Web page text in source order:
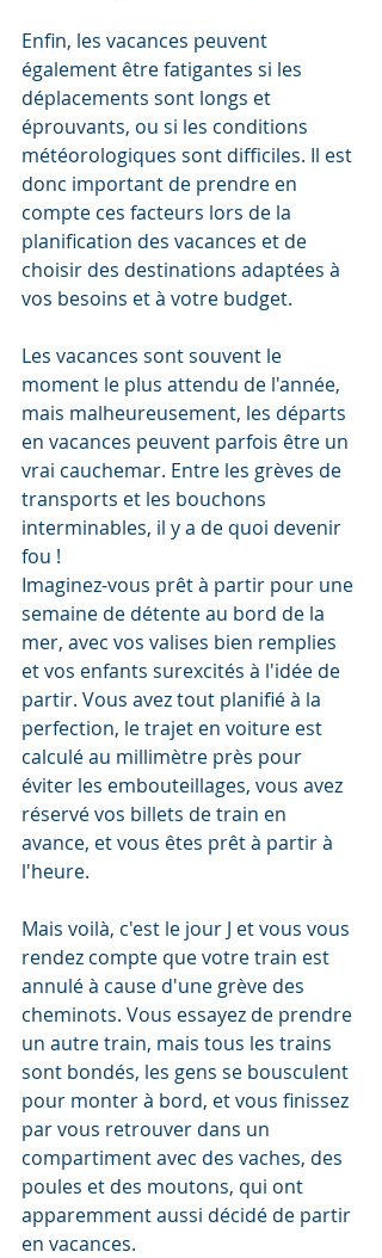
Enfin, les vacances peuvent
également être fatigantes si les
déplacements sont longs et
éprouvants, ou si les conditions
météorologiques sont difficiles. Il est
donc important de prendre en
compte ces facteurs lors de la
planification des vacances et de
choisir des destinations adaptées à
vos besoins et à votre budget.
Les vacances sont souvent le
moment le plus attendu de l'année,
mais malheureusement, les départs
en vacances peuvent parfois être un
vrai cauchemar. Entre les grèves de
transports et les bouchons
interminables, il y a de quoi devenir
fou !
Imaginez-vous prêt à partir pour une
semaine de détente au bord de la
mer, avec vos valises bien remplies
et vos enfants surexcités à l'idée de
partir. Vous avez tout planifié à la
perfection, le trajet en voiture est
calculé au millimètre près pour
éviter les embouteillages, vous avez
réservé vos billets de train en
avance, et vous êtes prêt à partir à
l'heure.
Mais voilà, c'est le jour J et vous vous
rendez compte que votre train est
annulé à cause d'une grève des
cheminots. Vous essayez de prendre
un autre train, mais tous les trains
sont bondés, les gens se bousculent
pour monter à bord, et vous finissez
par vous retrouver dans un
compartiment avec des vaches, des
poules et des moutons, qui ont
apparemment aussi décidé de partir
en vacances.